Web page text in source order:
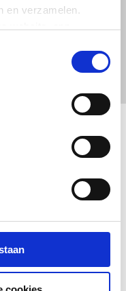
en verzamelen.
browser.